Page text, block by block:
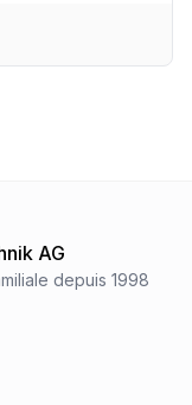
AG
depuis 1998
Play Store